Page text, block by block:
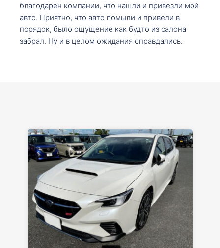
благодарен компании, что нашли и привезли мой
авто. Приятно, что авто помыли и привели в
порядок, было ощущение как будто из салона
забрал. Ну и в целом ожидания оправдались.